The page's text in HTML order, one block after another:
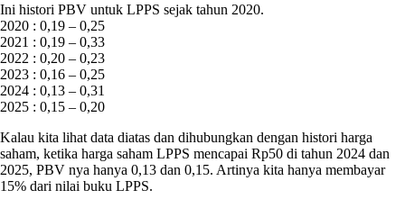
Ini histori PBV untuk LPPS sejak tahun 2020.
2020 : 0,19 – 0,25
2021 : 0,19 – 0,33
2022 : 0,20 – 0,23
2023 : 0,16 – 0,25
2024 : 0,13 – 0,31
2025 : 0,15 – 0,20
Kalau kita lihat data diatas dan dihubungkan dengan histori harga
saham, ketika harga saham LPPS mencapai Rp50 di tahun 2024 dan
2025, PBV nya hanya 0,13 dan 0,15. Artinya kita hanya membayar
15% dari nilai buku LPPS.